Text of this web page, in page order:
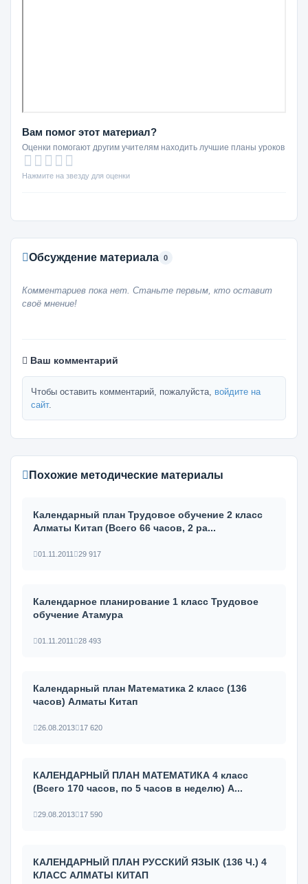
Вам помог этот материал?
Оценки помогают другим учителям находить лучшие планы уроков
Нажмите на звезду для оценки
Обсуждение материала 0
Комментариев пока нет. Станьте первым, кто оставит
своё мнение!
Ваш комментарий
Чтобы оставить комментарий, пожалуйста, войдите на
сайт.
Похожие методические материалы
Календарный план Трудовое обучение 2 класс
Алматы Китап (Всего 66 часов, 2 ра...
01.11.2011 29 917
Календарное планирование 1 класс Трудовое
обучение Атамура
01.11.2011 28 493
Календарный план Математика 2 класс (136
часов) Алматы Китап
26.08.2013 17 620
КАЛЕНДАРНЫЙ ПЛАН МАТЕМАТИКА 4 класс
(Всего 170 часов, по 5 часов в неделю) А...
29.08.2013 17 590
КАЛЕНДАРНЫЙ ПЛАН РУССКИЙ ЯЗЫК (136 Ч.) 4
КЛАСС АЛМАТЫ КИТАП